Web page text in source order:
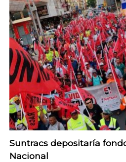
Suntracs depositaría
Nacional